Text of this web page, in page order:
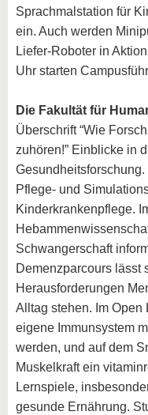
Sprachmalstation für
ein. Auch werden
Liefer-Roboter in
Uhr starten
Die Fakultät für
Überschrift “Wie
zuhören!” Einblicke in
Pflege- und
Kinderkrankenpflege.
Schwangerschaft
Demenzparcours lässt
Herausforderungen
Alltag stehen. Im Open
eigene Immunsystem
werden, und auf dem
Muskelkraft ein
Lernspiele,
gesunde Ernährung.